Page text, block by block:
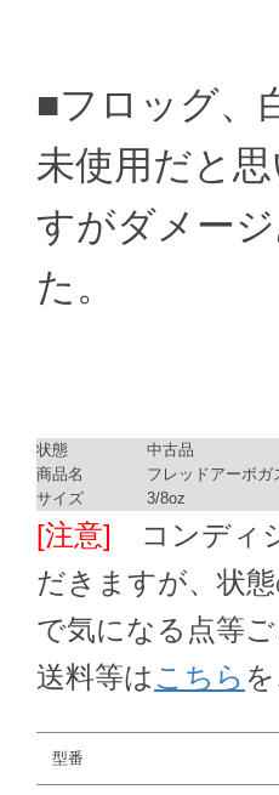
■フロッグ、
未使用だと
すがダメー
た。
状態
中古品
商品名
フレッドアーボ
サイズ
3/8oz
[注意] コンディ
だきますが、状
で気になる点等
送料等は こちら
型番